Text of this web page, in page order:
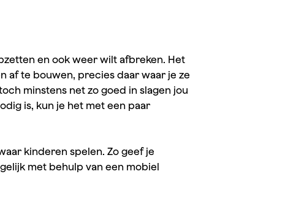
en ook weer wilt afbreken. Het
af te bouwen, precies daar waar je ze
minstens net zo goed in slagen jou
is, kun je het met een paar
kinderen spelen. Zo geef je
met behulp van een mobiel